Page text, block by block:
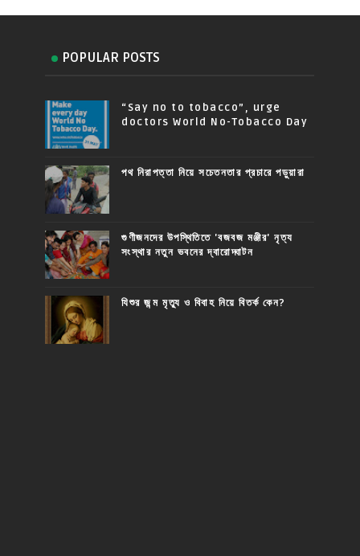
POPULAR POSTS
“Say no to tobacco”, urge
doctors World No-Tobacco Day
পথ নিরাপত্তা নিয়ে সচেতনতার প্রচারে পড়ুয়ারা
গুণীজনদের উপস্থিতিতে 'বজবজ মঞ্জীর' নৃত্য
সংস্থার নতুন ভবনের দ্বারোদ্ঘাটন
যিশুর জন্ম মৃত্যু ও বিবাহ নিয়ে বিতর্ক কেন?